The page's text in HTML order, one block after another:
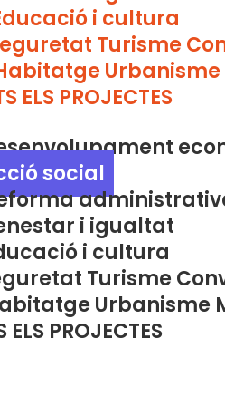
i cultura
Turisme
ELS PROJECTES
social
i igualtat
i cultura
Turisme
Urbanisme
ELS PROJECTES